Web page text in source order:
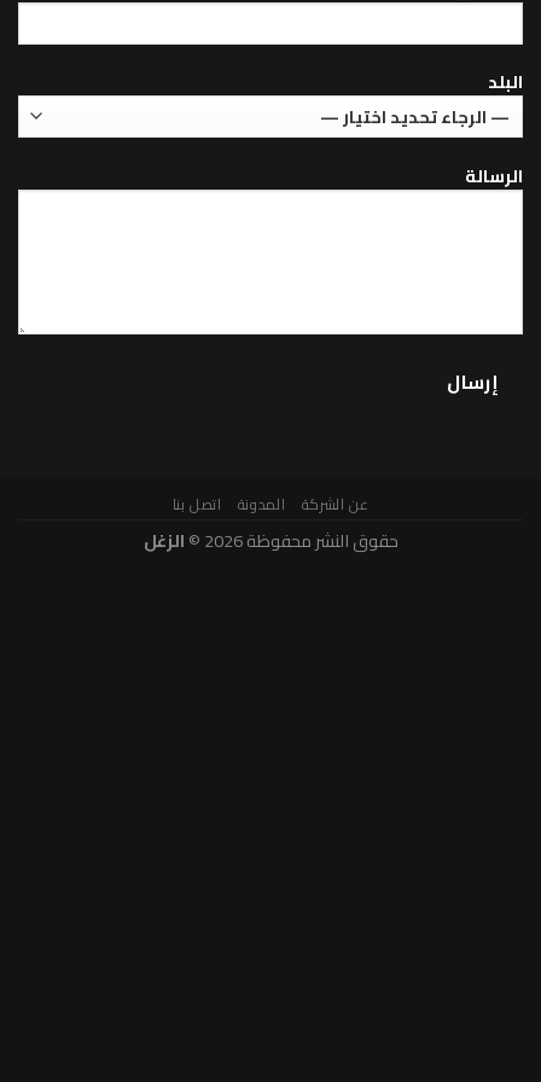
المدونة اتصل بنا
حقوق النشر محفوظة 2026 © الزغل